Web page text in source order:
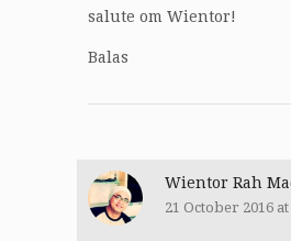
salute om Wientor!
Balas
Wientor Rah
21 October 2016 at